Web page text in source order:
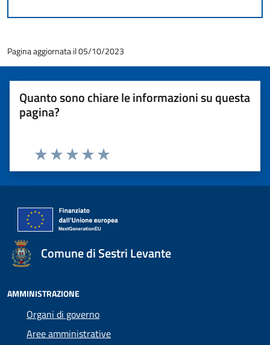
Pagina aggiornata il 05/10/2023
Quanto sono chiare le informazioni su questa
pagina?
Valuta 5 stelle su 5
Valuta 4 stelle su 5
Valuta 3 stelle su 5
Valuta 2 stelle su 5
Valuta 1 stelle su 5
Comune di Sestri Levante
AMMINISTRAZIONE
Organi di governo
Aree amministrative